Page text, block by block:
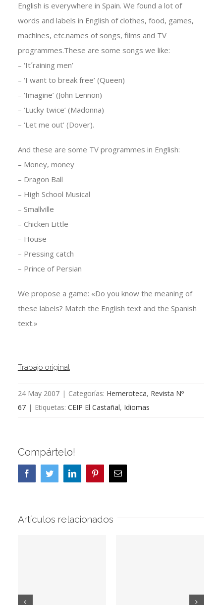
English is everywhere in Spain. We found a lot of
words and labels in English of clothes, food, games,
machines, etc.names of songs, films and TV
programmes.These are some songs we like:
– ‘It´raining men’
– ‘I want to break free’ (Queen)
– ‘Imagine’ (John Lennon)
– ‘Lucky twice’ (Madonna)
– ‘Let me out’ (Dover).
And these are some TV programmes in English:
– Money, money
– Dragon Ball
– High School Musical
– Smallville
– Chicken Little
– House
– Pressing catch
– Prince of Persian
We propose a game: «Do you know the meaning of
these labels? Match the English text and the Spanish
text.»
Trabajo original
24 May 2007 | Categorías: Hemeroteca, Revista Nº
67 | Etiquetas: CEIP El Castañal, Idiomas
Compártelo!
FacebookTwitterLinkedInPinterestCorreo
electrónico
Artículos relacionados